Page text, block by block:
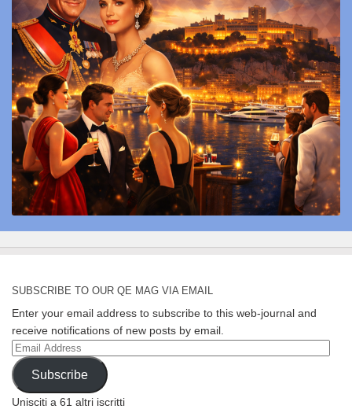
SUBSCRIBE TO OUR QE MAG VIA EMAIL
Enter your email address to subscribe to this web-journal and
receive notifications of new posts by email.
Email
Address
Subscribe
Unisciti a 61 altri iscritti